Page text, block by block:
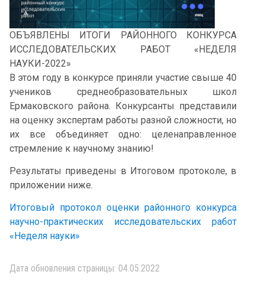
ОБЪЯВЛЕНЫ ИТОГИ РАЙОННОГО КОНКУРСА
ИССЛЕДОВАТЕЛЬСКИХ РАБОТ «НЕДЕЛЯ
НАУКИ-2022»
В этом году в конкурсе приняли участие свыше 40
учеников среднеобразовательных школ
Ермаковского района. Конкурсанты представили
на оценку экспертам работы разной сложности, но
их все объединяет одно: целенаправленное
стремление к научному знанию!
Результаты приведены в Итоговом протоколе, в
приложении ниже.
Итоговый протокол оценки районного конкурса
научно-практических исследовательских работ
«Неделя науки»
Дата обновления страницы: 04.05.2022